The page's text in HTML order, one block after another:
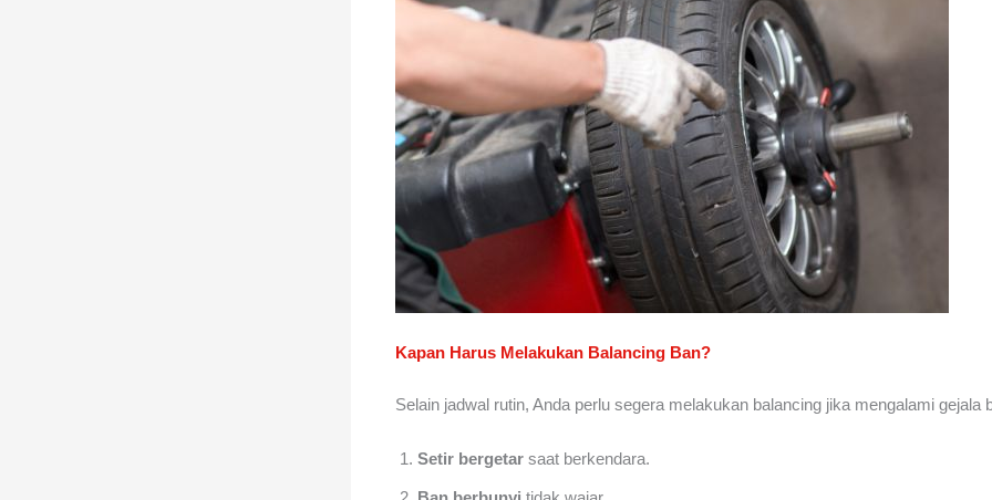
Kapan Harus Melakukan Balancing Ban?
Selain jadwal rutin, Anda perlu segera melakukan balancing jika mengalami gejala
Setir bergetar saat berkendara.